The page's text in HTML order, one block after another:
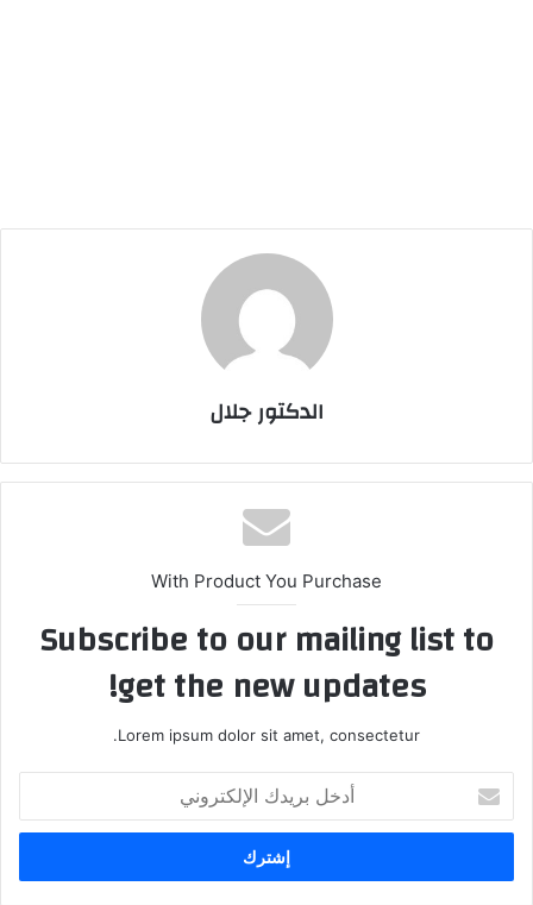
الدكتور جلال
With Product You Purchase
Subscribe to our mailing list to
get the new updates!
Lorem ipsum dolor sit amet, consectetur.
بريدك
الإلكتروني